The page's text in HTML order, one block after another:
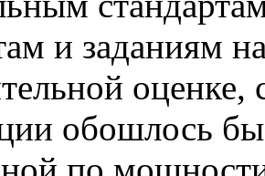
и заданиям
оценке,
обошлось